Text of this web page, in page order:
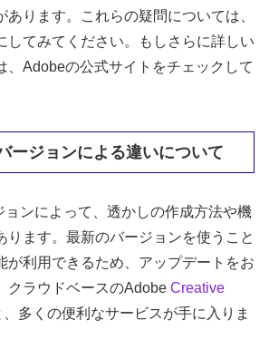
あります。これらの疑問については、
してみてください。もしさらに詳しい
、Adobeの公式サイトをチェックして
ージョンによる違いについて
ョンによって、透かしの作成方法や機
ります。最新のバージョンを使うこと
が利用できるため、アップデートをお
クラウドベースのAdobe Creative
多くの便利なサービスが手に入りま